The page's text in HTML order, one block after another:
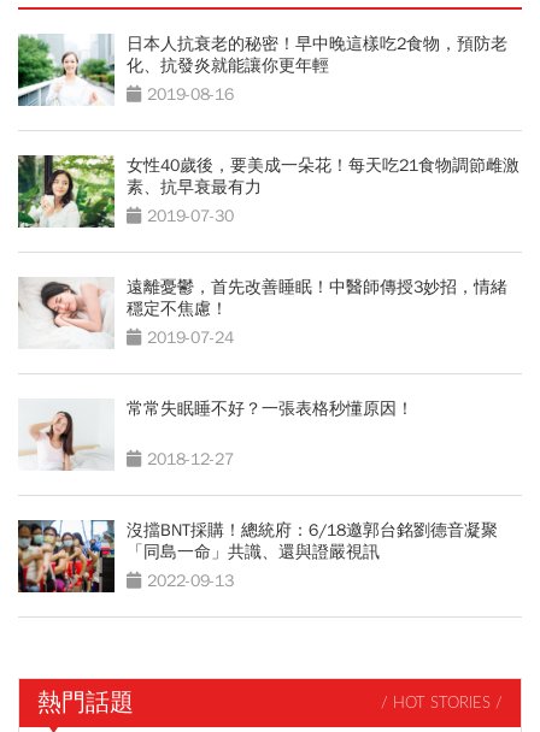
日本人抗衰老的秘密！早中晚這樣吃2食物，預防老
化、抗發炎就能讓你更年輕
2019-08-16
女性40歲後，要美成一朵花！每天吃21食物調節雌激
素、抗早衰最有力
2019-07-30
遠離憂鬱，首先改善睡眠！中醫師傳授3妙招，情緒
穩定不焦慮！
2019-07-24
常常失眠睡不好？一張表格秒懂原因！
2018-12-27
沒擋BNT採購！總統府：6/18邀郭台銘劉德音凝聚
「同島一命」共識、還與證嚴視訊
2022-09-13
熱門話題 / HOT STORIES /